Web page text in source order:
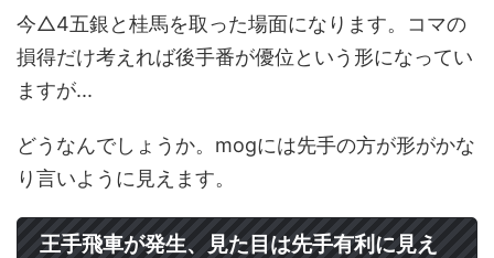
今△4五銀と桂馬を取った場面になります。コマの
損得だけ考えれば後手番が優位という形になってい
ますが...
どうなんでしょうか。mogには先手の方が形がかな
り言いように見えます。
王手飛車が発生、見た目は先手有利に見え